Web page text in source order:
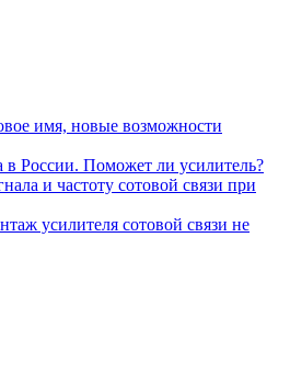
имя, новые возможности
в России. Поможет ли усилитель?
и частоту сотовой связи при
усилителя сотовой связи не